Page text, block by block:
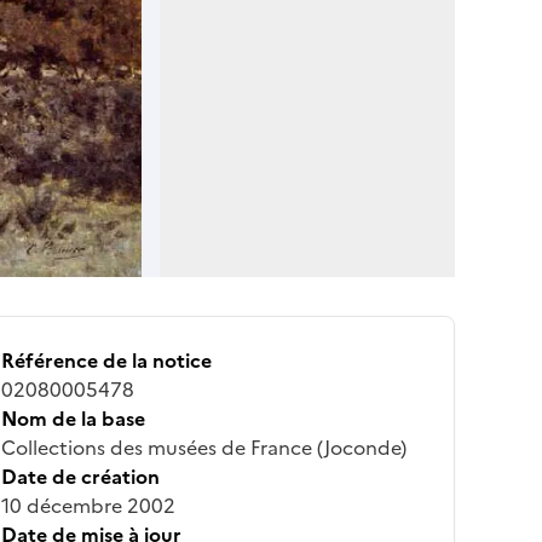
Référence de la notice
02080005478
Nom de la base
Collections des musées de France (Joconde)
Date de création
10 décembre 2002
Date de mise à jour